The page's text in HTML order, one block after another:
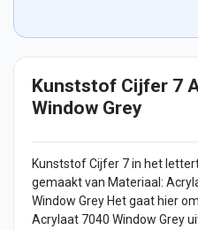
Kunststof Cijfer 7
Window Grey
KunststofCijfer 7 in het
gemaakt van Materiaal:
Window Grey Het gaat hier
Acrylaat 7040 Window Grey